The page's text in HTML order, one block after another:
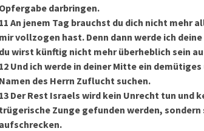
Opfergabe darbringen.
11 An jenem Tag brauchst du dich nicht mehr
mir vollzogen hast. Denn dann werde ich
du wirst künftig nicht mehr überheblich sein
12 Und ich werde in deiner Mitte ein
Namen des Herrn Zuflucht suchen.
13 Der Rest Israels wird kein Unrecht tun und
trügerische Zunge gefunden werden,
aufschrecken.